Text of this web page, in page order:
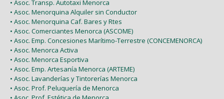
• Asoc. Transp. Autotaxi Menorca
• Asoc. Menorquina Alquiler sin Conductor
• Asoc. Menorquina Caf. Bares y Rtes
• Asoc. Comerciantes Menorca (ASCOME)
• Asoc. Emp. Concesiones Marítimo-Terrestre (CONCEMENORCA)
• Asoc. Menorca Activa
• Asoc. Menorca Esportiva
• Asoc. Emp. Artesanía Menorca (ARTEME)
• Asoc. Lavanderías y Tintorerías Menorca
• Asoc. Prof. Peluquería de Menorca